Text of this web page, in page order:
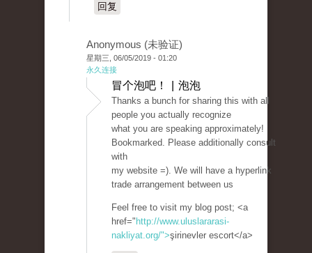
回复
Anonymous (未验证)
星期三, 06/05/2019 - 01:20
永久连接
冒个泡吧！ | 泡泡
Thanks a bunch for sharing this with all
people you actually recognize
what you are speaking approximately!
Bookmarked. Please additionally consult
with
my website =). We will have a hyperlink
trade arrangement between us
Feel free to visit my blog post; <a
href=" http://www.uluslararasi-
nakliyat.org/">şirinevler escort</a>